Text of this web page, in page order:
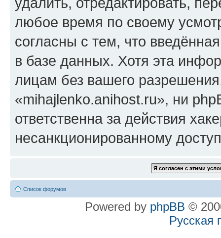
любое время по своему
согласны с тем, что
в базе данных. Хотя эта
лицам без вашего
«mihajlenko.anihost.ru», ни
ответственна за действия
несанкционированному
Список форумов
Powered by phpBB ©
Русская